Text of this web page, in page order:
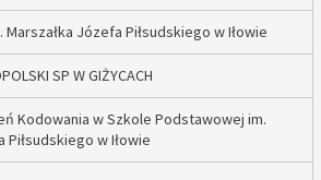
Marszałka Józefa Piłsudskiego w Iłowie
SP W GIŻYCACH
Kodowania w Szkole Podstawowej im.
Piłsudskiego w Iłowie